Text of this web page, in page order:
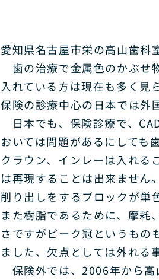
愛知県名古屋市栄の高山歯科
歯の治療で金属色のかぶせ
入れている方は現在も多く見
保険の診療中心の日本では外
日本でも、保険診療で、
おいては問題があるにしても
クラウン、インレーは入れる
は再現することは出来ません
削り出しをするブロックが単
また樹脂であるために、摩耗
さですがピーク冠というもの
ました、欠点としては外れる
保険外では、2006年から高